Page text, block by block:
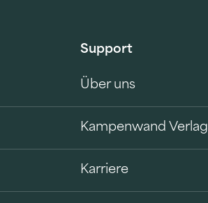
Support
Über uns
Kampenwand Verlag
Karriere